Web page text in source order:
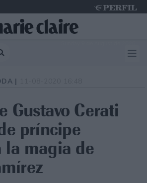
|
Gustavo Cerati
príncipe
la magia de